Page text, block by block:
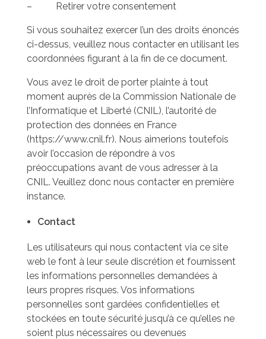
– Retirer votre consentement
Si vous souhaitez exercer l’un des droits énoncés
ci-dessus, veuillez nous contacter en utilisant les
coordonnées figurant à la fin de ce document.
Vous avez le droit de porter plainte à tout
moment auprès de la Commission Nationale de
l’Informatique et Liberté (CNIL), l’autorité de
protection des données en France
(https://www.cnil.fr). Nous aimerions toutefois
avoir l’occasion de répondre à vos
préoccupations avant de vous adresser à la
CNIL. Veuillez donc nous contacter en première
instance.
Contact
Les utilisateurs qui nous contactent via ce site
web le font à leur seule discrétion et fournissent
les informations personnelles demandées à
leurs propres risques. Vos informations
personnelles sont gardées confidentielles et
stockées en toute sécurité jusqu’à ce qu’elles ne
soient plus nécessaires ou devenues